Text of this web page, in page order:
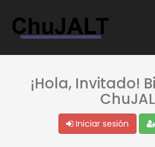
¡Hola, Invitado!
Iniciar sesión